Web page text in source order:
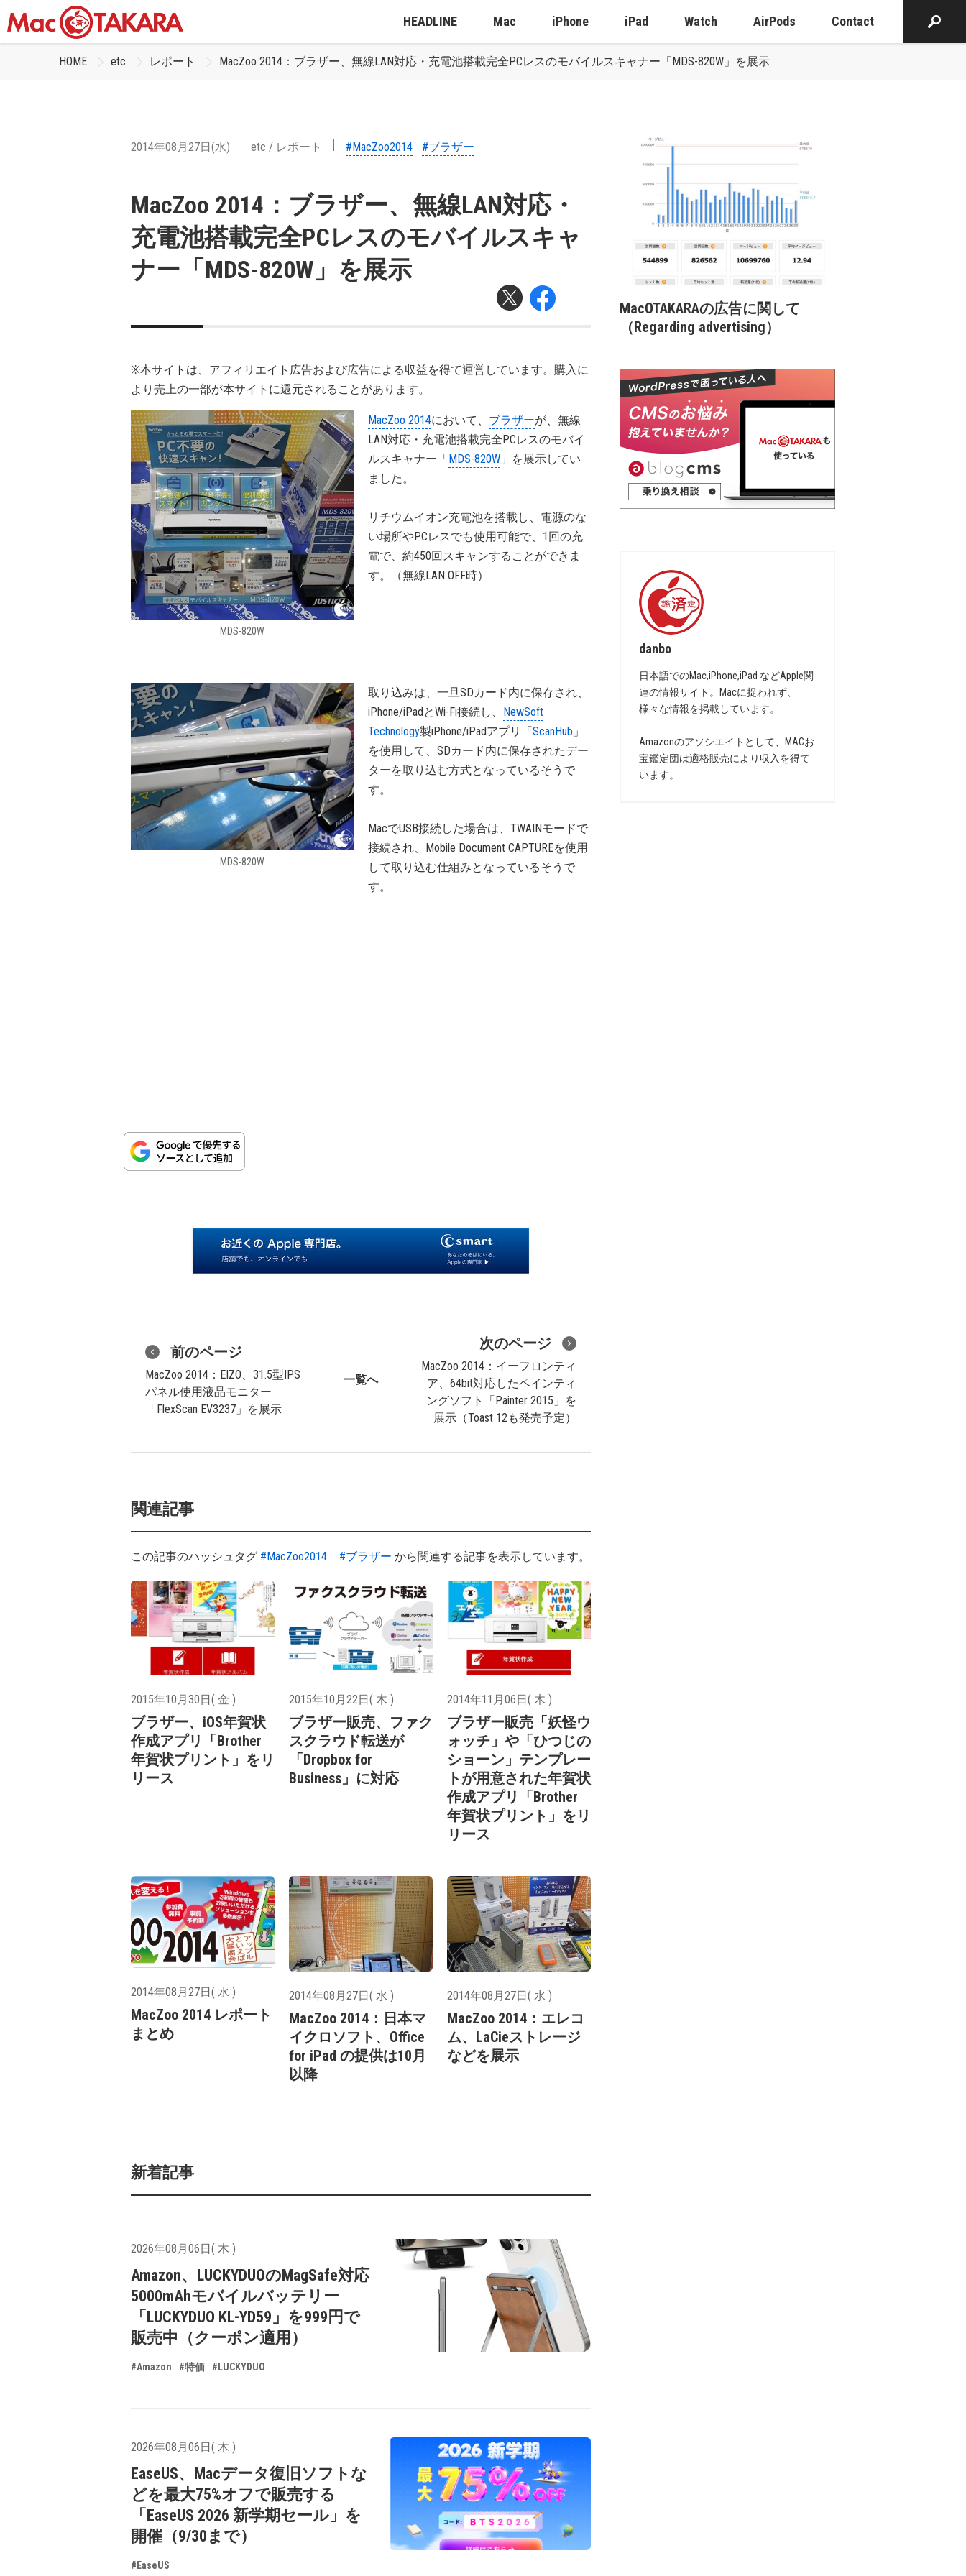
HEADLINE Mac iPhone iPad Watch AirPods Contact
HOME etc レポート MacZoo 2014：ブラザー、無線LAN対応・充電池搭載完全PCレスのモバイルスキャナー「MDS-820W」を展示
2014年08月27日(水) etc / レポート #MacZoo2014 #ブラザー
MacZoo 2014：ブラザー、無線LAN対応・
充電池搭載完全PCレスのモバイルスキャ
ナー「MDS-820W」を展示
※本サイトは、アフィリエイト広告および広告による収益を得て運営しています。購入に
より売上の一部が本サイトに還元されることがあります。
MDS-820W
MacZoo 2014において、 ブラザーが、無線
LAN対応・充電池搭載完全PCレスのモバイ
ルスキャナー「MDS-820W 」を展示してい
ました。
リチウムイオン充電池を搭載し、電源のな
い場所やPCレスでも使用可能で、1回の充
電で、約450回スキャンすることができま
す。（無線LAN OFF時）
MDS-820W
取り込みは、一旦SDカード内に保存され、
iPhone/iPadとWi-Fi接続し、 NewSoft
Technology製iPhone/iPadアプリ「ScanHub 」
を使用して、SDカード内に保存されたデー
ターを取り込む方式となっているそうで
す。
MacでUSB接続した場合は、TWAINモードで
接続され、Mobile Document CAPTUREを使用
して取り込む仕組みとなっているそうで
す。
前のページ
MacZoo 2014：EIZO、31.5型IPS
パネル使用液晶モニター
「FlexScan EV3237」を展示
一覧へ
次のページ
MacZoo 2014：イーフロンティ
ア、64bit対応したペインティ
ングソフト「Painter 2015」を
展示（Toast 12も発売予定）
関連記事
この記事のハッシュタグ #MacZoo2014 #ブラザー から関連する記事を表示しています。
2015年10月30日( 金 )
ブラザー、iOS年賀状
作成アプリ「Brother
年賀状プリント」をリ
リース
2015年10月22日( 木 )
ブラザー販売、ファク
スクラウド転送が
「Dropbox for
Business」に対応
2014年11月06日( 木 )
ブラザー販売「妖怪ウ
ォッチ」や「ひつじの
ショーン」テンプレー
トが用意された年賀状
作成アプリ「Brother
年賀状プリント」をリ
リース
2014年08月27日( 水 )
MacZoo 2014 レポート
まとめ
2014年08月27日( 水 )
MacZoo 2014：日本マ
イクロソフト、Office
for iPad の提供は10月
以降
2014年08月27日( 水 )
MacZoo 2014：エレコ
ム、LaCieストレージ
などを展示
新着記事
2026年08月06日( 木 )
Amazon、LUCKYDUOのMagSafe対応
5000mAhモバイルバッテリー
「LUCKYDUO KL-YD59」を999円で
販売中（クーポン適用）
#Amazon #特価 #LUCKYDUO
2026年08月06日( 木 )
EaseUS、Macデータ復旧ソフトな
どを最大75%オフで販売する
「EaseUS 2026 新学期セール」を
開催（9/30まで）
#EaseUS
MacOTAKARAの広告に関して
（Regarding advertising）
danbo
日本語でのMac,iPhone,iPad などApple関
連の情報サイト。Macに捉われず、
様々な情報を掲載しています。
Amazonのアソシエイトとして、MACお
宝鑑定団は適格販売により収入を得て
います。